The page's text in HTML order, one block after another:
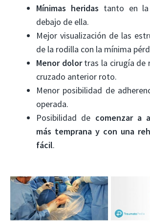
Mínimas heridas tanto en
debajo de ella.
Mejor visualización de las
de la rodilla con la mínima
Menor dolortras la cirugía de
cruzado anterior roto.
Menor posibilidad de
operada.
Posibilidad de comenzar a
más temprana y con una
fácil.